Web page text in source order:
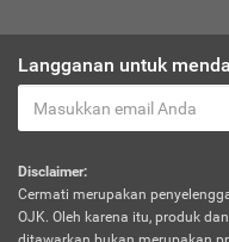
Langganan untuk
Disclaimer:
Cermati merupakan
OJK. Oleh karena itu, produk